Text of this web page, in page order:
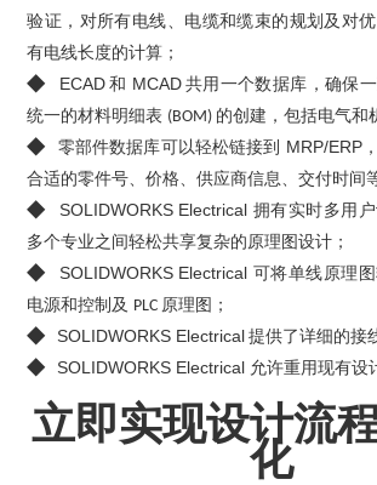
验证，对所有电线、电缆和缆束的规划及对
有电线长度的计算；
◆ ECAD 和 MCAD 共用一个数据库，确保
统一的材料明细表 (BOM) 的创建，包括电气和
◆ 零部件数据库可以轻松链接到 MRP/ERP
合适的零件号、价格、供应商信息、交付时间
◆ SOLIDWORKS Electrical 拥有实时多用
多个专业之间轻松共享复杂的原理图设计；
◆ SOLIDWORKS Electrical 可将单线原理
电源和控制及 PLC 原理图；
◆SOLIDWORKS Electrical 提供了详细的接
◆SOLIDWORKS Electrical 允许重用现有设
立即实现设计流
化